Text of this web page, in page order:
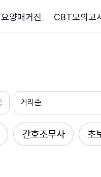
요양매거진 CBT모의고
거리순
간호조무사 초